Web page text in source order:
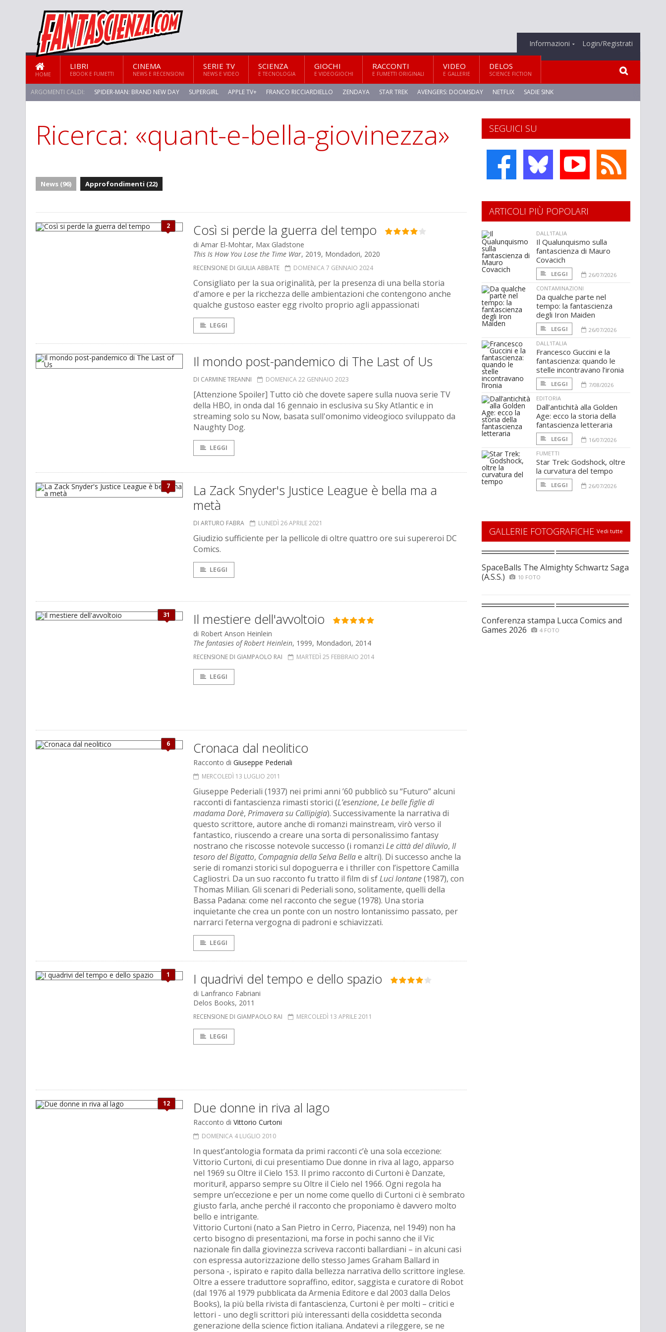
Informazioni Login/Registrati
HOME
LIBRI
EBOOK E FUMETTI
CINEMA
NEWS E RECENSIONI
SERIE TV
NEWS E VIDEO
SCIENZA
E TECNOLOGIA
GIOCHI
E VIDEOGIOCHI
RACCONTI
E FUMETTI ORIGINALI
VIDEO
E GALLERIE
DELOS
SCIENCE FICTION
ARGOMENTI CALDI: SPIDER-MAN: BRAND NEW DAY SUPERGIRL APPLE TV+ FRANCO RICCIARDIELLO ZENDAYA STAR TREK AVENGERS: DOOMSDAY NETFLIX SADIE SINK
STAR TREK: STRANGE NEW WORLDS
Ricerca: «quant-e-bella-giovinezza»
News (96) Approfondimenti (22)
2 Così si perde la guerra del tempo
di Amar El-Mohtar, Max Gladstone
This Is How You Lose the Time War, 2019, Mondadori, 2020
RECENSIONE DI GIULIA ABBATE DOMENICA 7 GENNAIO 2024
Consigliato per la sua originalità, per la presenza di una bella storia
d'amore e per la ricchezza delle ambientazioni che contengono anche
qualche gustoso easter egg rivolto proprio agli appassionati
LEGGI
Il mondo post-pandemico di The Last of Us
DI CARMINE TREANNI DOMENICA 22 GENNAIO 2023
[Attenzione Spoiler] Tutto ciò che dovete sapere sulla nuova serie TV
della HBO, in onda dal 16 gennaio in esclusiva su Sky Atlantic e in
streaming solo su Now, basata sull'omonimo videogioco sviluppato da
Naughty Dog.
LEGGI
7
La Zack Snyder's Justice League è bella ma a
metà
DI ARTURO FABRA LUNEDÌ 26 APRILE 2021
Giudizio sufficiente per la pellicole di oltre quattro ore sui supereroi DC
Comics.
LEGGI
31 Il mestiere dell'avvoltoio
di Robert Anson Heinlein
The fantasies of Robert Heinlein, 1999, Mondadori, 2014
RECENSIONE DI GIAMPAOLO RAI MARTEDÌ 25 FEBBRAIO 2014
LEGGI
6 Cronaca dal neolitico
Racconto di Giuseppe Pederiali
MERCOLEDÌ 13 LUGLIO 2011
Giuseppe Pederiali (1937) nei primi anni ’60 pubblicò su “Futuro” alcuni
racconti di fantascienza rimasti storici (L’esenzione, Le belle figlie di
madama Dorè, Primavera su Callipigia). Successivamente la narrativa di
questo scrittore, autore anche di romanzi mainstream, virò verso il
fantastico, riuscendo a creare una sorta di personalissimo fantasy
nostrano che riscosse notevole successo (i romanzi Le città del diluvio, Il
tesoro del Bigatto, Compagnia della Selva Bellae altri). Di successo anche la
serie di romanzi storici sul dopoguerra e i thriller con l’ispettore Camilla
Cagliostri. Da un suo racconto fu tratto il film di sfLuci lontane(1987), con
Thomas Milian. Gli scenari di Pederiali sono, solitamente, quelli della
Bassa Padana: come nel racconto che segue (1978). Una storia
inquietante che crea un ponte con un nostro lontanissimo passato, per
narrarci l’eterna vergogna di padroni e schiavizzati.
LEGGI
1 I quadrivi del tempo e dello spazio
di Lanfranco Fabriani
Delos Books, 2011
RECENSIONE DI GIAMPAOLO RAI MERCOLEDÌ 13 APRILE 2011
LEGGI
12 Due donne in riva al lago
Racconto di Vittorio Curtoni
DOMENICA 4 LUGLIO 2010
In quest’antologia formata da primi racconti c’è una sola eccezione:
Vittorio Curtoni, di cui presentiamo Due donne in riva al lago, apparso
nel 1969 su Oltre il Cielo 153. Il primo racconto di Curtoni è Danzate,
morituri!, apparso sempre su Oltre il Cielo nel 1966. Ogni regola ha
sempre un’eccezione e per un nome come quello di Curtoni ci è sembrato
giusto farla, anche perché il racconto che proponiamo è davvero molto
bello e intrigante.
Vittorio Curtoni (nato a San Pietro in Cerro, Piacenza, nel 1949) non ha
certo bisogno di presentazioni, ma forse in pochi sanno che il Vic
nazionale fin dalla giovinezza scriveva racconti ballardiani – in alcuni casi
con espressa autorizzazione dello stesso James Graham Ballard in
persona -, ispirato e rapito dalla bellezza narrativa dello scrittore inglese.
Oltre a essere traduttore sopraffino, editor, saggista e curatore di Robot
(dal 1976 al 1979 pubblicata da Armenia Editore e dal 2003 dalla Delos
Books), la più bella rivista di fantascienza, Curtoni è per molti – critici e
lettori - uno degli scrittori più interessanti della cosiddetta seconda
generazione della science fiction italiana. Andatevi a rileggere, se ne
SEGUICI SU
ARTICOLI PIÙ POPOLARI
DALL'ITALIA
Il Qualunquismo sulla
fantascienza di Mauro
Covacich
LEGGI
26/07/2026
CONTAMINAZIONI
Da qualche parte nel
tempo: la fantascienza
degli Iron Maiden
LEGGI
26/07/2026
DALL'ITALIA
Francesco Guccini e la
fantascienza: quando le
stelle incontravano l’ironia
LEGGI
7/08/2026
EDITORIA
Dall’antichità alla Golden
Age: ecco la storia della
fantascienza letteraria
LEGGI
16/07/2026
FUMETTI
Star Trek: Godshock, oltre
la curvatura del tempo
LEGGI 26/07/2026
GALLERIE FOTOGRAFICHE Vedi tutte
SpaceBalls The Almighty Schwartz Saga
(A.S.S.)
10 FOTO
Conferenza stampa Lucca Comics and
Games 2026
4 FOTO